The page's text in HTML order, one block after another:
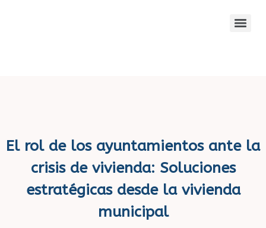
El rol de los ayuntamientos ante la
crisis de vivienda: Soluciones
estratégicas desde la vivienda
municipal